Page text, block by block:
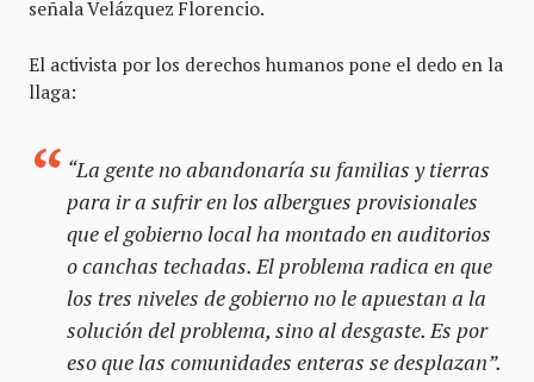
señala Velázquez Florencio.
El activista por los derechos humanos pone el dedo en la
llaga:
“La gente no abandonaría su familias y tierras
para ir a sufrir en los albergues provisionales
que el gobierno local ha montado en auditorios
o canchas techadas. El problema radica en que
los tres niveles de gobierno no le apuestan a la
solución del problema, sino al desgaste. Es por
eso que las comunidades enteras se desplazan”.